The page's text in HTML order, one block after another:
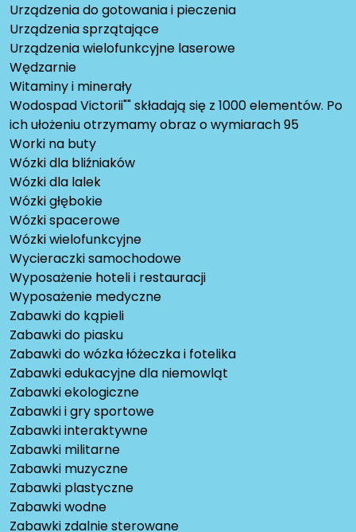
Urządzenia do gotowania i pieczenia
Urządzenia sprzątające
Urządzenia wielofunkcyjne laserowe
Wędzarnie
Witaminy i minerały
Wodospad Victorii"" składają się z 1000 elementów. Po
ich ułożeniu otrzymamy obraz o wymiarach 95
Worki na buty
Wózki dla bliźniaków
Wózki dla lalek
Wózki głębokie
Wózki spacerowe
Wózki wielofunkcyjne
Wycieraczki samochodowe
Wyposażenie hoteli i restauracji
Wyposażenie medyczne
Zabawki do kąpieli
Zabawki do piasku
Zabawki do wózka łóżeczka i fotelika
Zabawki edukacyjne dla niemowląt
Zabawki ekologiczne
Zabawki i gry sportowe
Zabawki interaktywne
Zabawki militarne
Zabawki muzyczne
Zabawki plastyczne
Zabawki wodne
Zabawki zdalnie sterowane